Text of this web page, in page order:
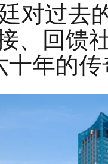
对过去
、回馈
十年的传